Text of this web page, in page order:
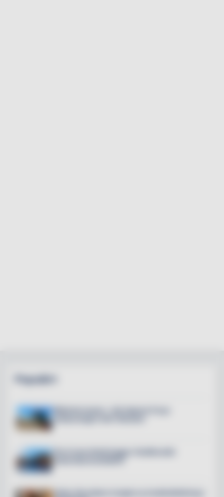
Populärt
Mälarterrassen – här öppnar 6 nya
The Crane Hotel byggs i Hudiksvalls
Petter Stordalen invigde ny hotellutbildning i